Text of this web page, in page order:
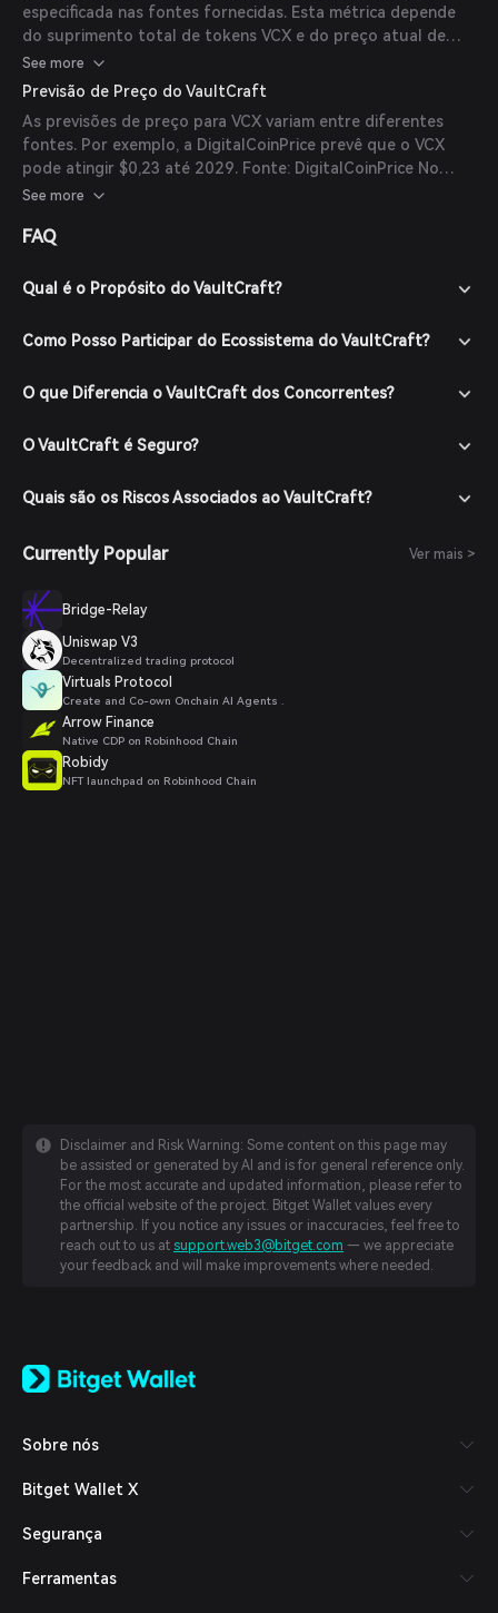
especificada nas fontes fornecidas. Esta métrica depende
do suprimento total de tokens VCX e do preço atual de
mercado.
See more
Previsão de Preço do VaultCraft
As previsões de preço para VCX variam entre diferentes
fontes. Por exemplo, a DigitalCoinPrice prevê que o VCX
pode atingir $0,23 até 2029. Fonte: DigitalCoinPrice No
entanto, é importante notar que os mercados de
devem ser consideradas com cautela. Sempre realize uma
investimento.
See more
FAQ
Qual é o Propósito do VaultCraft?
Como Posso Participar do Ecossistema do VaultCraft?
O que Diferencia o VaultCraft dos Concorrentes?
O VaultCraft é Seguro?
Quais são os Riscos Associados ao VaultCraft?
Currently Popular Ver mais >
Bridge-Relay
Uniswap V3
Decentralized trading protocol
Virtuals Protocol
Create and Co-own Onchain AI Agents .
Arrow Finance
Native CDP on Robinhood Chain
Robidy
NFT launchpad on Robinhood Chain
Disclaimer and Risk Warning: Some content on this page may
be assisted or generated by AI and is for general reference only.
For the most accurate and updated information, please refer to
the official website of the project. Bitget Wallet values every
partnership. If you notice any issues or inaccuracies, feel free to
reach out to us at support.web3@bitget.com — we appreciate
your feedback and will make improvements where needed.
日本語
Español (Latinoamérica)
Italiano
Deutsch
繁體中文
Sobre nós
Bitget Wallet X
Segurança
Ferramentas